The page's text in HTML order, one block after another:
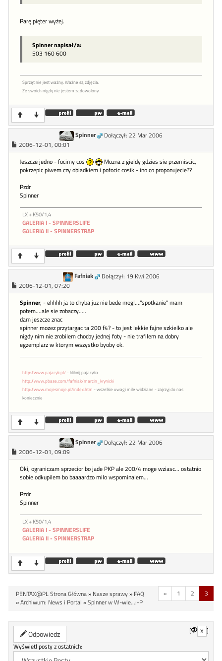
Parę pięter wyżej.
Spinner napisał/a:
503 160 600
Sprzęt nie jest ważny. Ważne są zdjęcia.
Ze swoich nigdy nie jestem zadowolony.
Spinner
Dołączył: 22 Mar 2006
2006-12-01, 00:01
Jeszcze jedno - focimy cos
Mozna z gieldy gdzies sie przemiscic,
pokrzepic piwem czy obiadkiem i pofocic cosik - ino co proponujecie??
Pzdr
Spinner
LX + K50/1,4
GALERIA I - SPINNERSLIFE
GALERIA II - SPINNERSTRAP
Fafniak
Dołączył: 19 Kwi 2006
2006-12-01, 07:20
Spinner, - ehhhh ja to chyba juz nie bede mogl...."spotkanie" mam
potem....ale sie zobaczy.....
dam jeszcze znac
spinner mozez przytargac ta 200 f4? - to jest lekkie fajne szkielko ale
nigdy nim nie zrobilem chocby jednej foty - nie trafilem na dobry
egzemplarz w ktorym wszystko byoby ok.
http://www.pajacyk.pl/ - kliknij pajacyka
http://www.pbase.com/fafniak/marcin_krynicki
http://www.mojesmoje.pl/index.htm - wszelkie uwagi mile widziane - zajrzyj do nas
koniecznie
Spinner
Dołączył: 22 Mar 2006
2006-12-01, 09:09
Oki, ograniczam sprzecior bo jade PKP ale 200/4 moge wziasc... ostatnio
sobie odkupilem bo baaaardzo milo wspominalem...
Pzdr
Spinner
LX + K50/1,4
GALERIA I - SPINNERSLIFE
GALERIA II - SPINNERSTRAP
« 1 2 3
PENTAX@PL Strona Główna» Nasze sprawy» FAQ
»Archiwum: News i Portal »Spinner w W-wie...:-P
Odpowiedz [ X ]
Wyświetl posty z ostatnich: